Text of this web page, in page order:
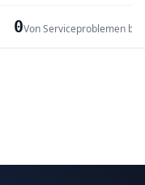
0Von Serviceproblemen